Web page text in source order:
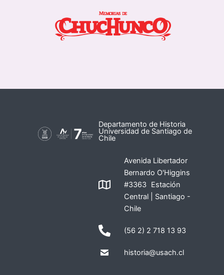
Departamento de Historia
Universidad de Santiago de
Chile
Avenida Libertador
Bernardo O'Higgins
#3363 Estación
Central | Santiago -
Chile
(56 2) 2 718 13 93
historia@usach.cl